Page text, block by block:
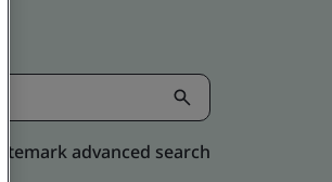
Kitemark advanced search